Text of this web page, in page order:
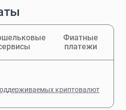
Фиатные
платежи
криптовалют